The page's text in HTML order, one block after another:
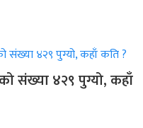
संख्या ४२९ पुग्यो, कहाँ